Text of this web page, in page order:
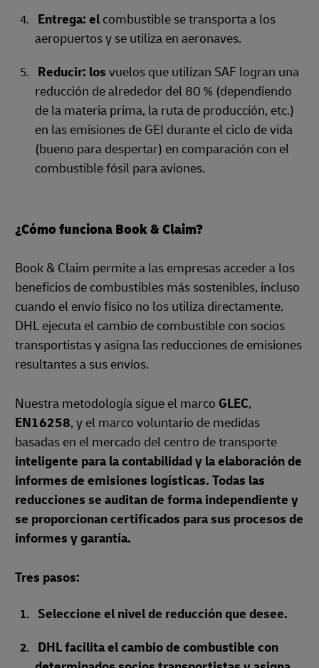
Entrega: el combustible se transporta a los
aeropuertos y se utiliza en aeronaves.
Reducir: los vuelos que utilizan SAF logran una
reducción de alrededor del 80 % (dependiendo
de la materia prima, la ruta de producción, etc.)
en las emisiones de GEI durante el ciclo de vida
(bueno para despertar) en comparación con el
combustible fósil para aviones.
¿Cómo funciona Book & Claim?
Book & Claim permite a las empresas acceder a los
beneficios de combustibles más sostenibles, incluso
cuando el envío físico no los utiliza directamente.
DHL ejecuta el cambio de combustible con socios
transportistas y asigna las reducciones de emisiones
resultantes a sus envíos.
Nuestra metodología sigue el marco GLEC,
EN16258, y el marco voluntario de medidas
basadas en el mercado del centro de transporte
inteligente para la contabilidad y la elaboración de
informes de emisiones logísticas. Todas las
reducciones se auditan de forma independiente y
se proporcionan certificados para sus procesos de
informes y garantía.
Tres pasos:
Seleccione el nivel de reducción que desee.
DHL facilita el cambio de combustible con